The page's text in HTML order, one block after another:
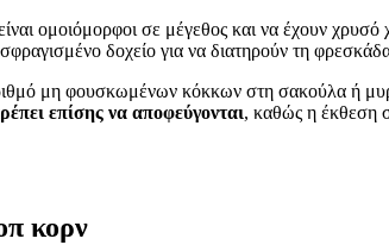
ομοιόμορφοι σε μέγεθος και να έχουν
δοχείο για να διατηρούν τη
μη φουσκωμένων κόκκων στη σακούλα ή
επίσης να αποφεύγονται, καθώς η έκθεση
κορν